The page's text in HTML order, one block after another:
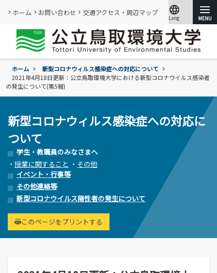
ホーム お問い合わせ 交通アクセス・周辺マップ language
Lang
文字サイズ 小 標準 大
大学紹介
基本情報
情報公開・外部評価
組織･規程
教員・研究者一覧
各種基本方針、ポリシー等
学章、シンボルマーク
公募情報
施設・学外拠点
情報メディアセンター
(図書館)
情報メディアセンター(図書館)のご案内
です。
公立鳥取環境大学の研究・附属機関のご
紹介です。
学年暦
成績評価・卒業認定・学位
証明書の発行
環境学科
地域と関りながら環境問題に取り組む
経営学部
経営学科
入試
入試過去問題の公開
過去の入試結果
入試個人成績の開示
入学を決めた理由(先輩の声)
令和9年度入試についてのご案内
学生生活
学生住居
通学等
学校学生生徒旅客運賃割引証(学割証)
保険について
スチューデント・コモンズ
委員会、クラブ・サークル活動
各団体の活動を紹介します。
就職
就職活動について
就職･進学実績
訪問者別
ホーム
新型コロナウィルス感染症への対応について
2021年4月18日更新：公立鳥取環境大学における新型コロナウイルス感染者
の発生について(第5報)
新型コロナウィルス感染症への対応に
ついて
学生・教職員のみなさまへ
・ 授業に関すること ・ その他
イベント・行事等
その他連絡等
新型コロナウイルス陽性者の発生について
このページをプリントする